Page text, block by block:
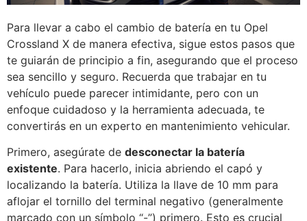
Para llevar a cabo el cambio de batería en tu Opel
Crossland X de manera efectiva, sigue estos pasos que
te guiarán de principio a fin, asegurando que el proceso
sea sencillo y seguro. Recuerda que trabajar en tu
vehículo puede parecer intimidante, pero con un
enfoque cuidadoso y la herramienta adecuada, te
convertirás en un experto en mantenimiento vehicular.
Primero, asegúrate de desconectar la batería
existente. Para hacerlo, inicia abriendo el capó y
localizando la batería. Utiliza la llave de 10 mm para
aflojar el tornillo del terminal negativo (generalmente
marcado con un símbolo “-”) primero. Esto es crucial